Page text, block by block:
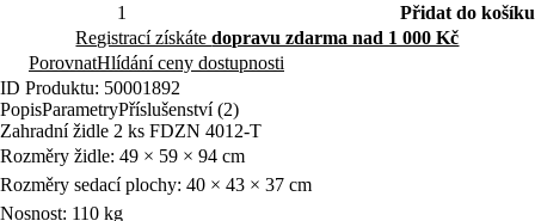
Přidat do košíku
Registrací získátedopravu zdarma nad 1 000 Kč
PorovnatHlídání ceny dostupnosti
ID Produktu: 50001892
PopisParametryPříslušenství (2)
Zahradní židle 2 ks FDZN 4012-T
Rozměry židle: 49 × 59 × 94 cm
Rozměry sedací plochy: 40 × 43 × 37 cm
Nosnost: 110 kg